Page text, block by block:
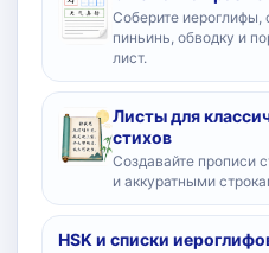
Соберите иероглифы,
пиньинь, обводку и
лист.
Листы для
стихов
Создавайте прописи
и аккуратными
HSK и списки